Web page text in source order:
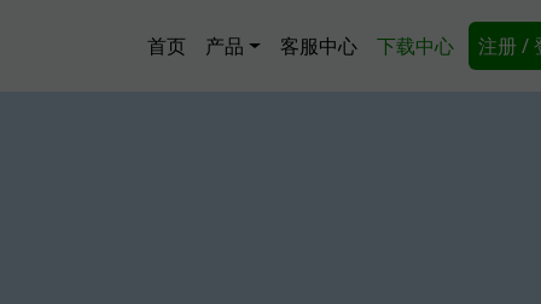
Main navigation
首页 产品 客服中心 下载中心 注册 /